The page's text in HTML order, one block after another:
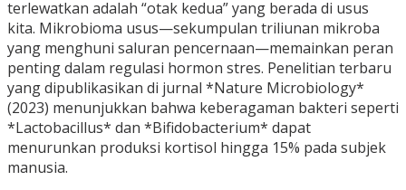
terlewatkan adalah “otak kedua” yang berada di usus
kita. Mikrobioma usus—sekumpulan triliunan mikroba
yang menghuni saluran pencernaan—memainkan peran
penting dalam regulasi hormon stres. Penelitian terbaru
yang dipublikasikan di jurnal *Nature Microbiology*
(2023) menunjukkan bahwa keberagaman bakteri seperti
*Lactobacillus* dan *Bifidobacterium* dapat
menurunkan produksi kortisol hingga 15% pada subjek
manusia.